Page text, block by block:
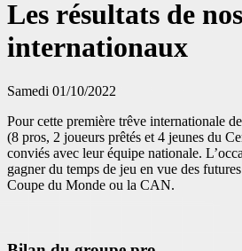
Les résultats de nos
internationaux
Samedi 01/10/2022
Pour cette première trêve internationale
(8 pros, 2 joueurs prêtés et 4 jeunes du
conviés avec leur équipe nationale.
gagner du temps de jeu en vue des
Coupe du Monde ou la CAN.